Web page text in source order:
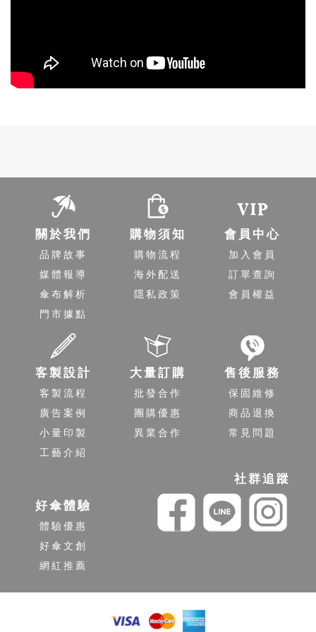
關於我們
品牌故事
媒體報導
傘布解析
門市據點
購物須知
購物流程
海外配送
隱私政策
會員中心
加入會員
訂單查詢
會員權益
客製設計
客製流程
廣告案例
小量印製
工藝介紹
大量訂購
批發合作
團購優惠
異業合作
售後服務
保固維修
商品退換
常見問題
好傘體驗
體驗優惠
好傘文創
網紅推薦
社群追蹤